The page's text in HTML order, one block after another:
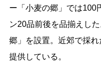
ー「小麦の郷」では100
ン20品前後を品揃えし
郷」を設置。近郊で採
提供している。